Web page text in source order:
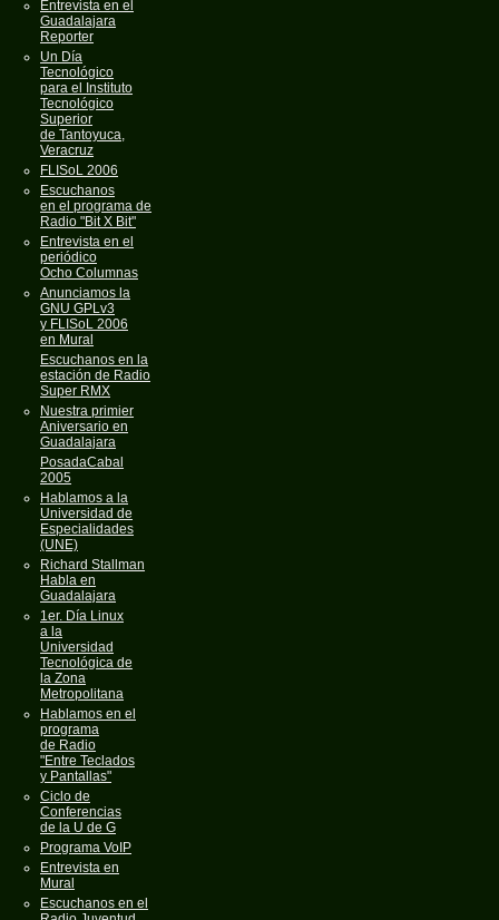
Entrevista en el
Guadalajara
Reporter
Un Día
Tecnológico
para el Instituto
Tecnológico
Superior
de Tantoyuca,
Veracruz
FLISoL 2006
Escuchanos
en el programa de
Radio "Bit X Bit"
Entrevista en el
periódico
Ocho Columnas
Anunciamos la
GNU GPLv3
y FLISoL 2006
en Mural
Escuchanos en la
estación de Radio
Super RMX
Nuestra primier
Aniversario en
Guadalajara
PosadaCabal
2005
Hablamos a la
Universidad de
Especialidades
(UNE)
Richard Stallman
Habla en
Guadalajara
1er. Día Linux
a la
Universidad
Tecnológica de
la Zona
Metropolitana
Hablamos en el
programa
de Radio
"Entre Teclados
y Pantallas"
Ciclo de
Conferencias
de la U de G
Programa VoIP
Entrevista en
Mural
Escuchanos en el